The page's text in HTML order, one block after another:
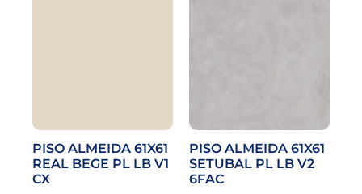
PISO ALMEIDA 61X61
REAL BEGE PL LB V1
CX
PISO ALMEIDA 61X61
SETUBAL PL LB V2
6FAC